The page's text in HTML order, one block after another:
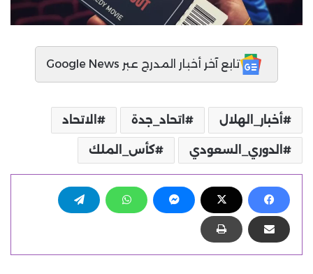
تابع آخر أخبار المدرج عبر Google News
أخبار_الهلال اتحاد_جدة الاتحاد
الدوري_السعودي كأس_الملك